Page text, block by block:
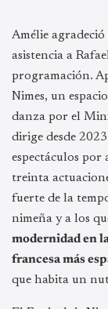
Amélie
asistencia a
programación.
Nimes, un
danza por el
dirige desde
espectáculos
treinta
fuerte de la
nimeña y a los
modernidad en
francesa más
que habita un